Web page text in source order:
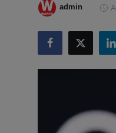
Hiburan
Kesehatan
admin